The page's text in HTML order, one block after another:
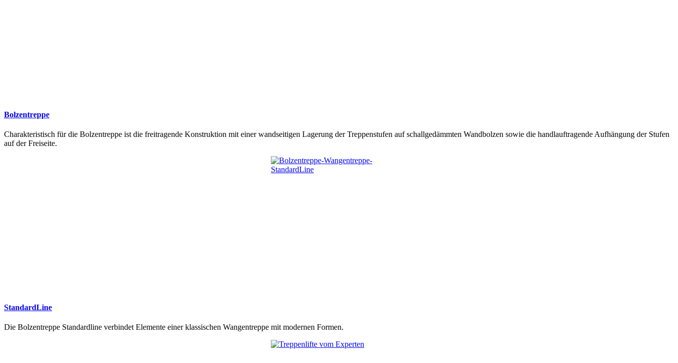
Bolzentreppe
Charakteristisch für die Bolzentreppe ist die freitragende Konstruktion mit einer wandseitigen Lagerung der Treppenstufen auf schallgedämmten Wandbolzen sowie die handlauftragende Aufhängung der Stufen
auf der Freiseite.
StandardLine
Die Bolzentreppe Standardline verbindet Elemente einer klassischen Wangentreppe mit modernen Formen.